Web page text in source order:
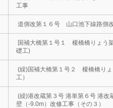
工事
道側改第１６号 山口池下線路側
国補大橋第１号１ 榎橋橋りょう
礎工)
(繰)国補大橋第１号２ 榎橋橋りょ
工）
(繰)港改蔵第３号 港単第６号 港
壁（-9.0m）改修工事（その３）